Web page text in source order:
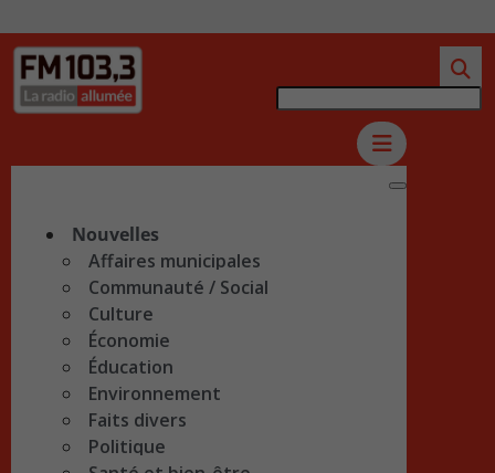
Nouvelles
Affaires municipales
Communauté / Social
Culture
Économie
Éducation
Environnement
Faits divers
Politique